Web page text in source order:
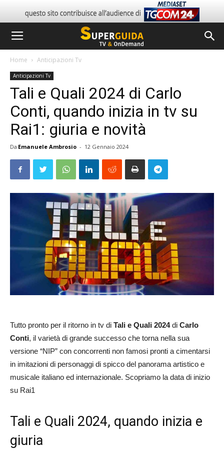
Home Anticipazioni Tv
Anticipazioni Tv
Tali e Quali 2024 di Carlo
Conti, quando inizia in tv su
Rai1: giuria e novità
Da Emanuele Ambrosio - 12 Gennaio 2024
Tutto pronto per il ritorno in tv di Tali e Quali 2024di Carlo
Conti, il varietà di grande successo che torna nella sua
versione “NIP” con concorrenti non famosi pronti a cimentarsi
in imitazioni di personaggi di spicco del panorama artistico e
musicale italiano ed internazionale. Scopriamo la data di inizio
su Rai1
Tali e Quali 2024, quando inizia e
giuria